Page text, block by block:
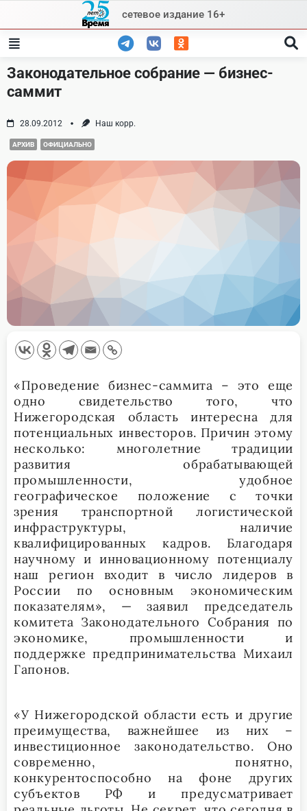
content
сетевое издание 16+
Законодательное собрание — бизнес-
саммит
28.09.2012 Наш корр.
АРХИВ ОФИЦИАЛЬНО
«Проведение бизнес-саммита – это еще
одно свидетельство того, что
Нижегородская область интересна для
потенциальных инвесторов. Причин этому
несколько: многолетние традиции
развития обрабатывающей
промышленности, удобное
географическое положение с точки
зрения транспортной логистической
инфраструктуры, наличие
квалифицированных кадров. Благодаря
научному и инновационному потенциалу
наш регион входит в число лидеров в
России по основным экономическим
показателям», — заявил председатель
комитета Законодательного Собрания по
экономике, промышленности и
поддержке предпринимательства Михаил
Гапонов.
«У Нижегородской области есть и другие
преимущества, важнейшее из них –
инвестиционное законодательство. Оно
современно, понятно,
конкурентоспособно на фоне других
субъектов РФ и предусматривает